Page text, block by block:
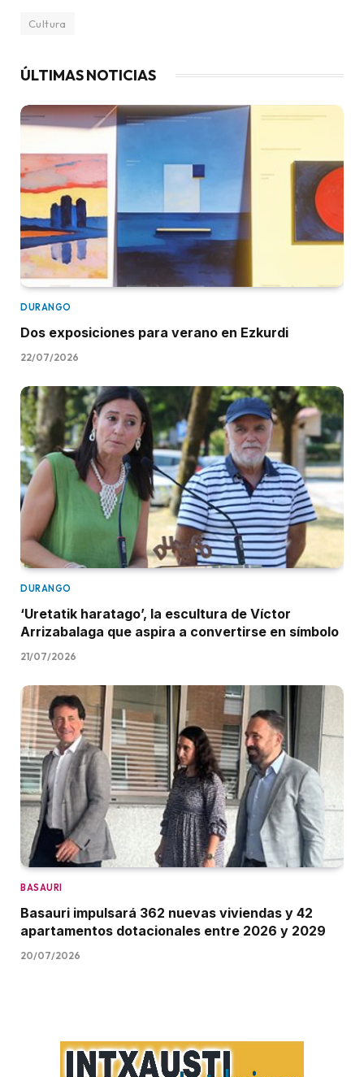
Cultura
ÚLTIMAS NOTICIAS
DURANGO
Dos exposiciones para verano en Ezkurdi
22/07/2026
DURANGO
‘Uretatik haratago’, la escultura de Víctor
Arrizabalaga que aspira a convertirse en símbolo
21/07/2026
BASAURI
Basauri impulsará 362 nuevas viviendas y 42
apartamentos dotacionales entre 2026 y 2029
20/07/2026